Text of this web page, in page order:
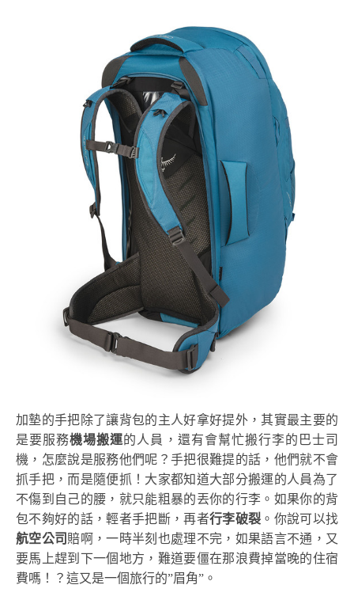
加墊的手把除了讓背包的主人好拿好提外，其實最主要的
是要服務機場搬運的人員，還有會幫忙搬行李的巴士司
機，怎麼說是服務他們呢？手把很難提的話，他們就不會
抓手把，而是隨便抓！大家都知道大部分搬運的人員為了
不傷到自己的腰，就只能粗暴的丟你的行李。如果你的背
包不夠好的話，輕者手把斷，再者行李破裂 。你說可以找
航空公司 賠啊，一時半刻也處理不完，如果語言不通，又
要馬上趕到下一個地方，難道要僵在那浪費掉當晚的住宿
費嗎！？這又是一個旅行的”眉角”。